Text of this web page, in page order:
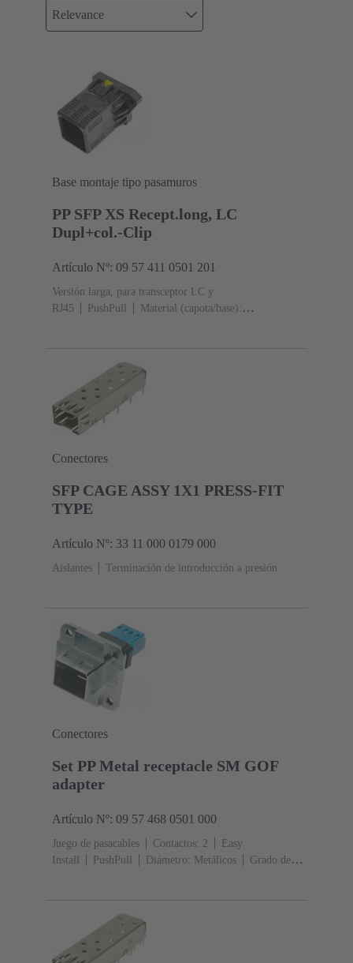
Relevance
Base montaje tipo pasamuros
PP SFP XS Recept.long, LC
Dupl+col.-Clip
Artículo Nº: 09 57 411 0501 201
Versión larga, para transceptor LC y
RJ45
PushPull
Material (capota/base):
Conectores
SFP CAGE ASSY 1X1 PRESS-FIT
TYPE
Artículo Nº: 33 11 000 0179 000
Aislantes Terminación de introducción a presión
Conectores
Set PP Metal receptacle SM GOF
adapter
Artículo Nº: 09 57 468 0501 000
Juego de pasacables Contactos: 2
Easy
Install
PushPull Diámetro: Metálicos
Grado de